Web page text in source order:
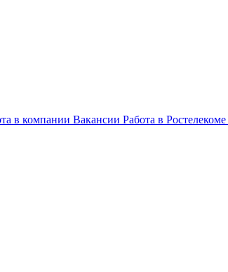
в компании Вакансии Работа в Ростелекоме